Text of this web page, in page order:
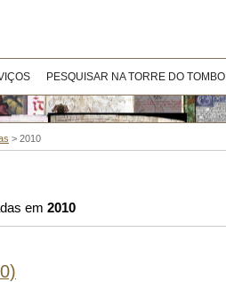
PESQUISAR NA TORRE DO TOMBO
> 2010
em 2010